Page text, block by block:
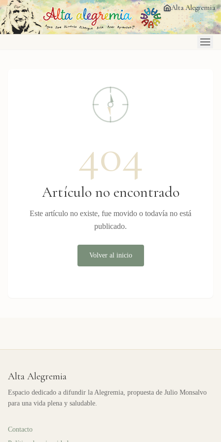
Saltar al contenido principal Alta Alegremia
404
Artículo no encontrado
Este artículo no existe, fue movido o todavía no está
publicado.
Volver al inicio
Alta Alegremia
Espacio dedicado a difundir la Alegremia, propuesta de Julio Monsalvo
para una vida plena y saludable.
Contacto